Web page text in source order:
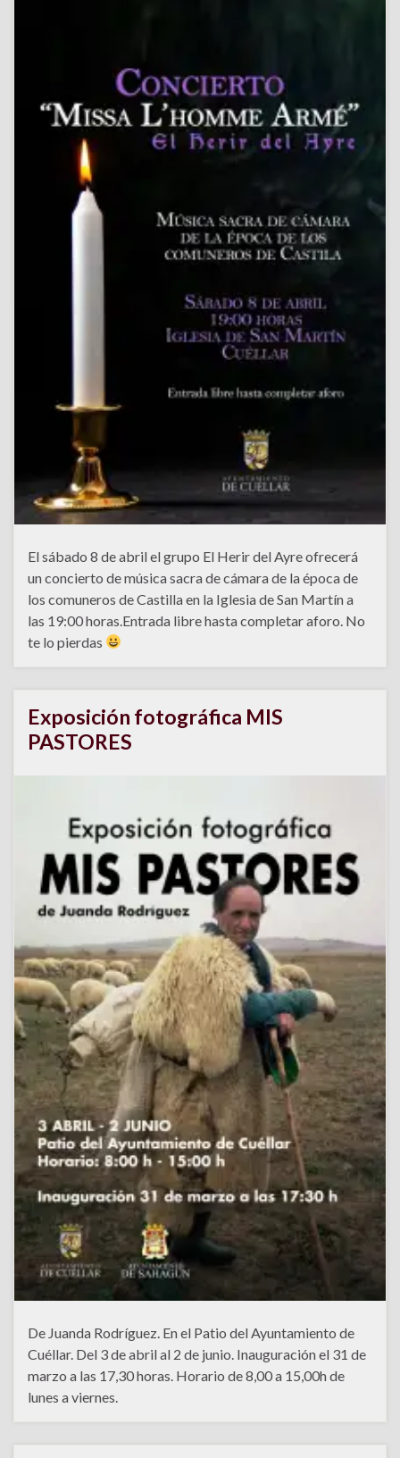
El sábado 8 de abril el grupo El Herir del Ayre ofrecerá
un concierto de música sacra de cámara de la época de
los comuneros de Castilla en la Iglesia de San Martín a
las 19:00 horas.Entrada libre hasta completar aforo. No
te lo pierdas
Exposición fotográfica MIS
PASTORES
De Juanda Rodríguez. En el Patio del Ayuntamiento de
Cuéllar. Del 3 de abril al 2 de junio. Inauguración el 31 de
marzo a las 17,30 horas. Horario de 8,00 a 15,00h de
lunes a viernes.